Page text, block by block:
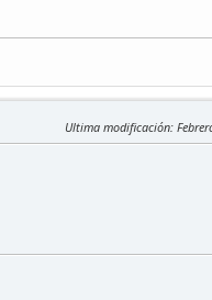
Ultima modificación: